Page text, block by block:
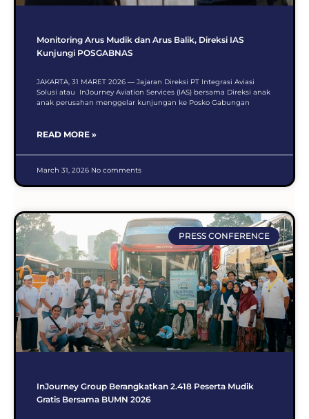
Monitoring Arus Mudik dan Arus Balik, Direksi IAS
Kunjungi POSGABNAS
JAKARTA, 31 MARET 2026 — Jajaran Direksi PT Integrasi Aviasi
Solusi atau InJourney Aviation Services (IAS) bersama Direksi anak
anak perusahan menggelar kunjungan ke Posko Gabungan
READ MORE »
March 31, 2026 No comments
PRESS CONFERENCE
InJourney Group Berangkatkan 2.418 Peserta Mudik
Gratis Bersama BUMN 2026